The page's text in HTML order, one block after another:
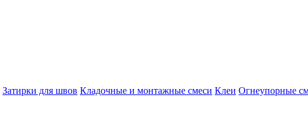
Затирки для швов Кладочные и монтажные смеси Клеи Огнеупорные